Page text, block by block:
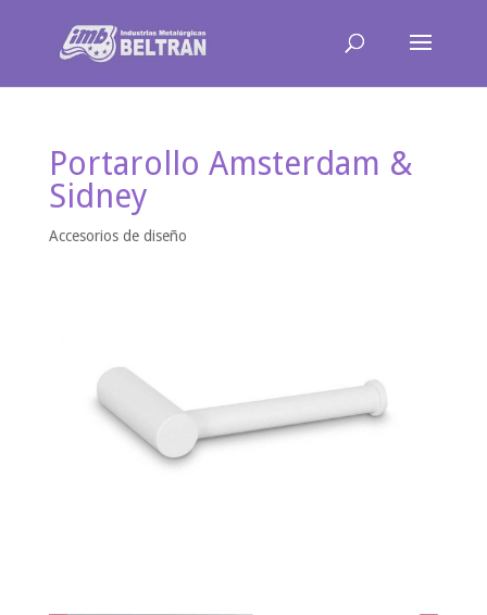
Portarollo Amsterdam &
Sidney
Accesorios de diseño